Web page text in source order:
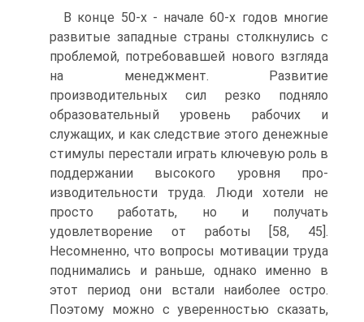
В конце 50-х - начале 60-х годов многие
развитые западные страны столкнулись с
проблемой, потребовавшей нового взгляда
на менеджмент. Развитие
производительных сил резко подняло
образовательный уровень рабочих и
служащих, и как следствие этого денежные
стимулы перестали играть ключевую роль в
поддержании высокого уровня про-
изводительности труда. Люди хотели не
просто работать, но и получать
удовлетворение от работы [58, 45].
Несомненно, что вопросы мотивации труда
поднимались и раньше, однако именно в
этот период они встали наиболее остро.
Поэтому можно с уверенностью сказать,